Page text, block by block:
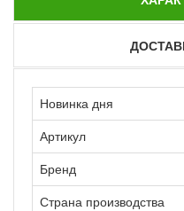
Новинка дня
Артикул
Бренд
Страна производства